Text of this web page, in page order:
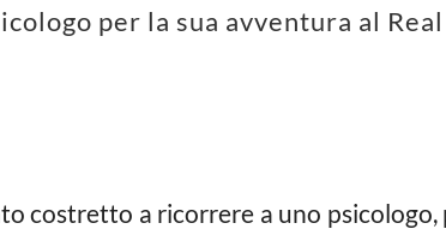
per la sua avventura al
costretto a ricorrere a uno